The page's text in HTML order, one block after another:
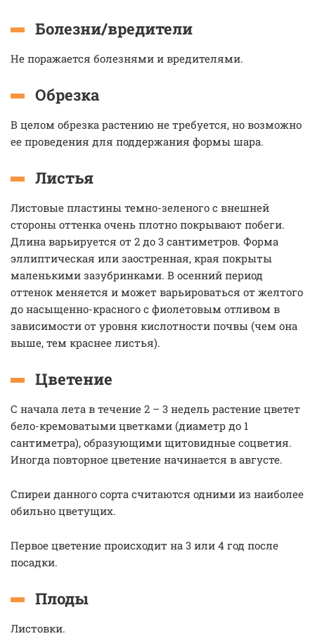
Болезни/вредители
Не поражается болезнями и вредителями.
Обрезка
В целом обрезка растению не требуется, но возможно
ее проведения для поддержания формы шара.
Листья
Листовые пластины темно-зеленого с внешней
стороны оттенка очень плотно покрывают побеги.
Длина варьируется от 2 до 3 сантиметров. Форма
эллиптическая или заостренная, края покрыты
маленькими зазубринками. В осенний период
оттенок меняется и может варьироваться от желтого
до насыщенно-красного с фиолетовым отливом в
зависимости от уровня кислотности почвы (чем она
выше, тем краснее листья).
Цветение
С начала лета в течение 2 – 3 недель растение цветет
бело-кремоватыми цветками (диаметр до 1
сантиметра), образующими щитовидные соцветия.
Иногда повторное цветение начинается в августе.
Спиреи данного сорта считаются одними из наиболее
обильно цветущих.
Первое цветение происходит на 3 или 4 год после
посадки.
Плоды
Листовки.